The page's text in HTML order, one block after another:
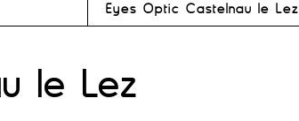
Eyes Optic Castelnau le Lez
le Lez